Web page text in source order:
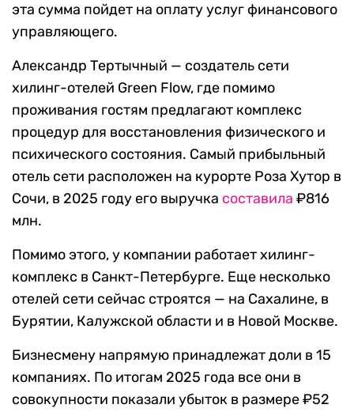
эта сумма пойдет на оплату услуг финансового
управляющего.
Александр Тертычный — создатель сети
хилинг-отелей Green Flow, где помимо
проживания гостям предлагают комплекс
процедур для восстановления физического и
психического состояния. Самый прибыльный
отель сети расположен на курорте Роза Хутор в
Сочи, в 2025 году его выручка составила ₽816
млн.
Помимо этого, у компании работает хилинг-
комплекс в Санкт-Петербурге. Еще несколько
отелей сети сейчас строятся — на Сахалине, в
Бурятии, Калужской области и в Новой Москве.
Бизнесмену напрямую принадлежат доли в 15
компаниях. По итогам 2025 года все они в
совокупности показали убыток в размере ₽52